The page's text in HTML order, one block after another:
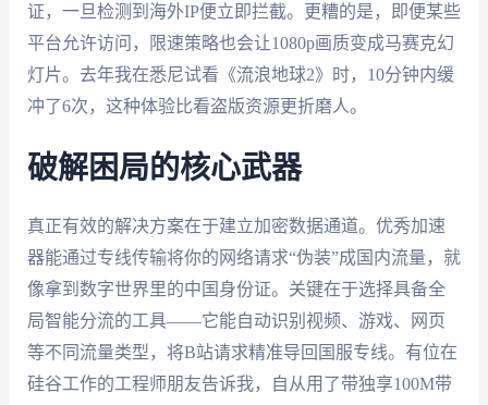
证，一旦检测到海外IP便立即拦截。更糟的是，即便某些
平台允许访问，限速策略也会让1080p画质变成马赛克幻
灯片。去年我在悉尼试看《流浪地球2》时，10分钟内缓
冲了6次，这种体验比看盗版资源更折磨人。
破解困局的核心武器
真正有效的解决方案在于建立加密数据通道。优秀加速
器能通过专线传输将你的网络请求“伪装”成国内流量，就
像拿到数字世界里的中国身份证。关键在于选择具备全
局智能分流的工具——它能自动识别视频、游戏、网页
等不同流量类型，将B站请求精准导回国服专线。有位在
硅谷工作的工程师朋友告诉我，自从用了带独享100M带